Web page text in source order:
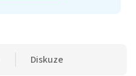
Diskuze